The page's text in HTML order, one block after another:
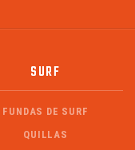
SURF
FUNDAS DE SURF
QUILLAS